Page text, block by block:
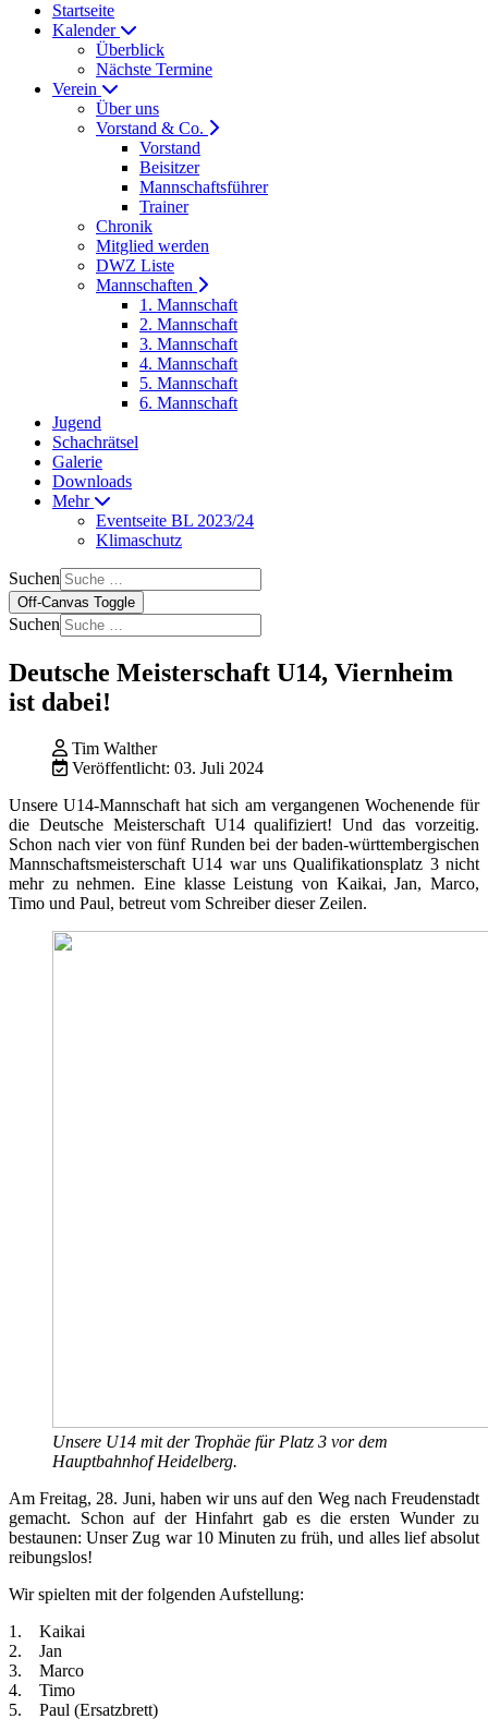
Startseite
Kalender
Überblick
Nächste Termine
Verein
Über uns
Vorstand & Co.
Vorstand
Beisitzer
Mannschaftsführer
Trainer
Chronik
Mitglied werden
DWZ Liste
Mannschaften
1. Mannschaft
2. Mannschaft
3. Mannschaft
4. Mannschaft
5. Mannschaft
6. Mannschaft
Jugend
Schachrätsel
Galerie
Downloads
Mehr
Eventseite BL 2023/24
Klimaschutz
Suchen
Off-Canvas Toggle
Suchen
Deutsche Meisterschaft U14, Viernheim
ist dabei!
Tim Walther
Veröffentlicht: 03. Juli 2024
Unsere U14-Mannschaft hat sich am vergangenen Wochenende für
die Deutsche Meisterschaft U14 qualifiziert! Und das vorzeitig.
Schon nach vier von fünf Runden bei der baden-württembergischen
Mannschaftsmeisterschaft U14 war uns Qualifikationsplatz 3 nicht
mehr zu nehmen. Eine klasse Leistung von Kaikai, Jan, Marco,
Timo und Paul, betreut vom Schreiber dieser Zeilen.
Unsere U14 mit der Trophäe für Platz 3 vor dem
Hauptbahnhof Heidelberg.
Am Freitag, 28. Juni, haben wir uns auf den Weg nach Freudenstadt
gemacht. Schon auf der Hinfahrt gab es die ersten Wunder zu
bestaunen: Unser Zug war 10 Minuten zu früh, und alles lief absolut
reibungslos!
Wir spielten mit der folgenden Aufstellung:
1. Kaikai
2. Jan
3. Marco
4. Timo
5. Paul (Ersatzbrett)